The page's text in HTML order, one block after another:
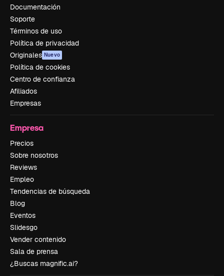
Documentación
Soporte
Términos de uso
Política de privacidad
Originales Nuevo
Política de cookies
Centro de confianza
Afiliados
Empresas
Empresa
Precios
Sobre nosotros
Reviews
Empleo
Tendencias de búsqueda
Blog
Eventos
Slidesgo
Vender contenido
Sala de prensa
¿Buscas magnific.ai?